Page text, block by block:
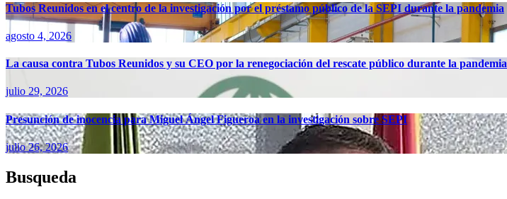
Tubos Reunidos en el centro de la investigación por el préstamo público de la SEPI durante la pandemia
agosto 4, 2026
La causa contra Tubos Reunidos y su CEO por la renegociación del rescate público durante la pandemia
julio 29, 2026
Presunción de inocencia para Miguel Ángel Figueroa en la investigación sobre SEPI
julio 26, 2026
Busqueda